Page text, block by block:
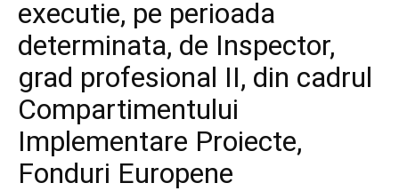
executie, pe perioada
determinata, de Inspector,
grad profesional II, din cadrul
Compartimentului
Implementare Proiecte,
Fonduri Europene